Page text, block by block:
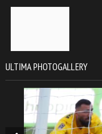
ULTIMA PHOTOGALLERY